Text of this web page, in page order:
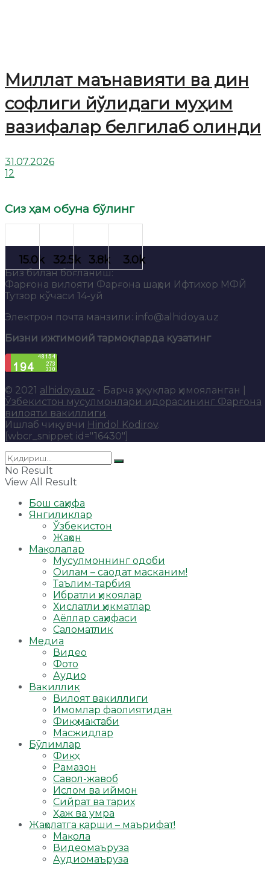
Миллат маънавияти ва дин
софлиги йўлидаги муҳим
вазифалар белгилаб олинди
31.07.2026
12
Сиз ҳам обуна бўлинг
Биз билан боғланиш:
Фарғона вилояти Фарғона шаҳри Ифтихор МФЙ
Тутзор кўчаси 14-уй
Электрон почта манзили: info@alhidoya.uz
Бизни ижтимоий тармоқларда кузатинг
© 2021 alhidoya.uz - Барча ҳуқуқлар ҳимояланган |
Ўзбекистон мусулмонлари идорасининг Фарғона
вилояти вакиллиги.
Ишлаб чиқувчи Hindol Kodirov.
[wbcr_snippet id="16430"]
No Result
View All Result
Бош саҳифа
Янгиликлар
Ўзбекистон
Жаҳон
Мақолалар
Мусулмоннинг одоби
Оилам – саодат масканим!
Таълим-тарбия
Ибратли ҳикоялар
Хислатли ҳикматлар
Аёллар саҳифаси
Саломатлик
Медиа
Видео
Фото
Аудио
Вакиллик
Вилоят вакиллиги
Имомлар фаолиятидан
Фиқҳ мактаби
Масжидлар
Бўлимлар
Фиқҳ
Рамазон
Савол-жавоб
Ислом ва иймон
Сийрат ва тарих
Ҳаж ва умра
Жаҳолатга қарши – маърифат!
Мақола
Видеомаъруза
Аудиомаъруза